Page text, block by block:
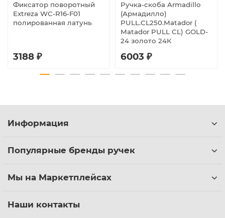
Фиксатор поворотный
Extreza WC-R16-F01
полированная латунь
3188 ₽
Ручка-скоба Armadillo
(Армадилло)
PULL.CL250.Matador (
Matador PULL CL) GOLD-
24 золото 24К
6003 ₽
Информация
Популярные бренды ручек
Мы на Маркетплейсах
Наши контакты